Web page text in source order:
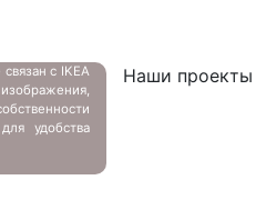
с IKEA
удобства
Наши проекты